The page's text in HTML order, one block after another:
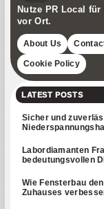
Nutze PR Local
vor Ort.
About Us
Cookie Policy
LATEST POSTS
Sicher und
Labordiamanten
bedeutungsvollen
Wie Fensterbau
Zuhauses